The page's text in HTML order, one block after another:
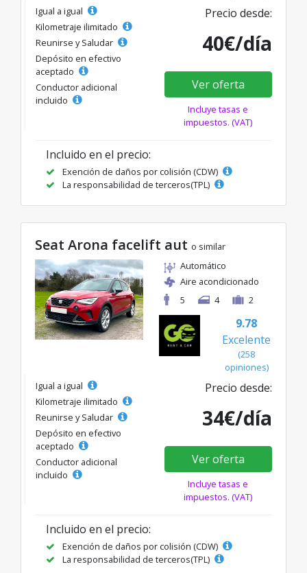
Igual a igual
Kilometraje ilimitado
Reunirse y Saludar
Depósito en efectivo
aceptado
Conductor adicional
incluido
Precio desde:
40€/día
Ver oferta
Incluye tasas e
impuestos. (VAT)
Incluido en el precio:
Exención de daños por colisión (CDW)
La responsabilidad de terceros(TPL)
Seat Arona facelift aut o similar
Automático
Aire acondicionado
5
4 2
9.78
Excelente
(258
opiniones)
Igual a igual
Kilometraje ilimitado
Reunirse y Saludar
Depósito en efectivo
aceptado
Conductor adicional
incluido
Precio desde:
34€/día
Ver oferta
Incluye tasas e
impuestos. (VAT)
Incluido en el precio:
Exención de daños por colisión (CDW)
La responsabilidad de terceros(TPL)